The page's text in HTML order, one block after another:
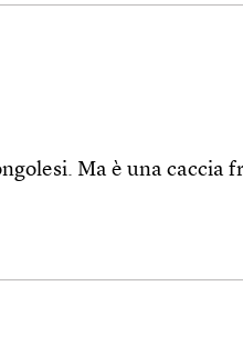
Ma è una caccia